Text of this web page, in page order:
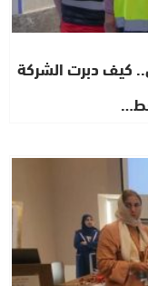
كيف دبرت الشركة